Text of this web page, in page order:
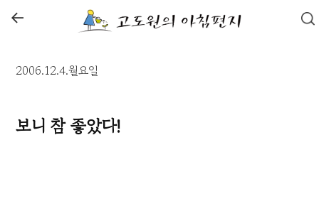
←
2006.12.4.월요일
보니 참 좋았다!